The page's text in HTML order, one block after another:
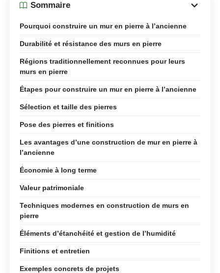
Sommaire
Pourquoi construire un mur en pierre à l’ancienne
Durabilité et résistance des murs en pierre
Régions traditionnellement reconnues pour leurs
murs en pierre
Étapes pour construire un mur en pierre à l’ancienne
Sélection et taille des pierres
Pose des pierres et finitions
Les avantages d’une construction de mur en pierre à
l’ancienne
Économie à long terme
Valeur patrimoniale
Techniques modernes en construction de murs en
pierre
Éléments d’étanchéité et gestion de l’humidité
Finitions et entretien
Exemples concrets de projets